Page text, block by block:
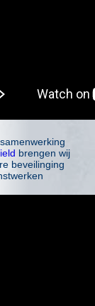
brengen wij
beveilinging